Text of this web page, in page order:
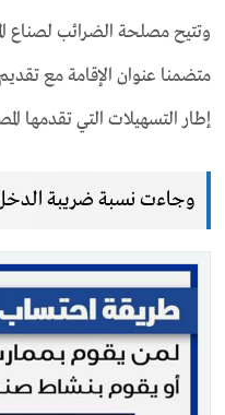
وتتيح مصلحة الضرائب لصناع
متضمنا عنوان الإقامة مع
إطار التسهيلات التي تقدمها
وجاءت نسبة ضريبة الدخل